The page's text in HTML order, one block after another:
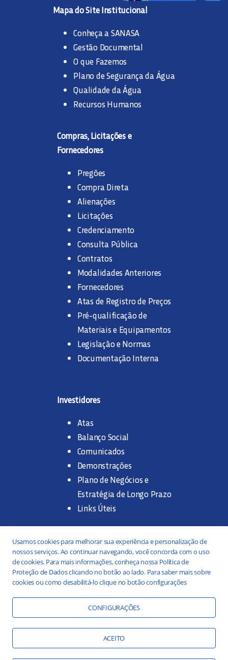
Mapa do Site Institucional
Conheça a SANASA
Gestão Documental
O que Fazemos
Plano de Segurança da Água
Qualidade da Água
Recursos Humanos
Compras, Licitações e
Fornecedores
Pregões
Compra Direta
Alienações
Licitações
Credenciamento
Consulta Pública
Contratos
Modalidades Anteriores
Fornecedores
Atas de Registro de Preços
Pré-qualificação de
Materiais e Equipamentos
Legislação e Normas
Documentação Interna
Investidores
Atas
Balanço Social
Comunicados
Demonstrações
Plano de Negócios e
Estratégia de Longo Prazo
Links Úteis
Trabalhe na SANASA
Concurso Público
Estágio
Portal da Transparência
Práticas ESG
Responsabilidade Social
Educação Ambiental
Usamos cookies para melhorar sua experiência e personalização de
nossos serviços. Ao continuar navegando, você concorda com o uso
de cookies. Para mais informações, conheça nossa Política de
Proteção de Dados clicando no botão ao lado. Para saber mais sobre
cookies ou como desabilitá-lo clique no botão configurações
CONFIGURAÇÕES
ACEITO